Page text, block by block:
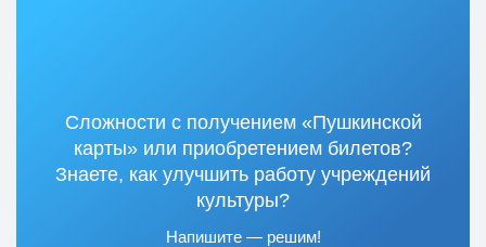
Сложности с получением «Пушкинской
карты» или приобретением билетов?
Знаете, как улучшить работу учреждений
культуры?
Напишите — решим!